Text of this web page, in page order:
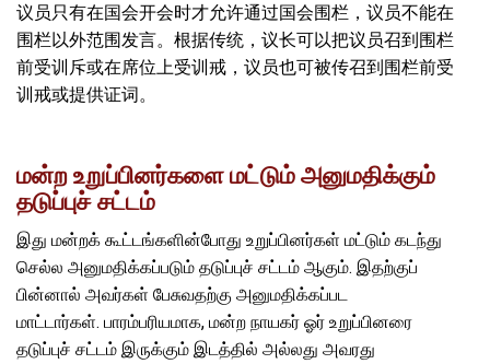
议员只有在国会开会时才允许通过国会围栏，议员不能在
围栏以外范围发言。根据传统，议长可以把议员召到围栏
前受训斥或在席位上受训戒，议员也可被传召到围栏前受
训戒或提供证词。
மன்ற உறுப்பினர்களை மட்டும் அனுமதிக்கும்
தடுப்புச் சட்டம்
இது மன்றக் கூட்டங்களின்போது உறுப்பினர்கள் மட்டும் கடந்து
செல்ல அனுமதிக்கப்படும் தடுப்புச் சட்டம் ஆகும். இதற்குப்
பின்னால் அவர்கள் பேசுவதற்கு அனுமதிக்கப்பட
மாட்டார்கள். பாரம்பரியமாக, மன்ற நாயகர் ஓர் உறுப்பினரை
தடுப்புச் சட்டம் இருக்கும் இடத்தில் அல்லது அவரது